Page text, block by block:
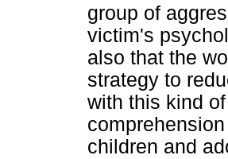
group of
victim's
also that the
strategy to
with this kind
children and